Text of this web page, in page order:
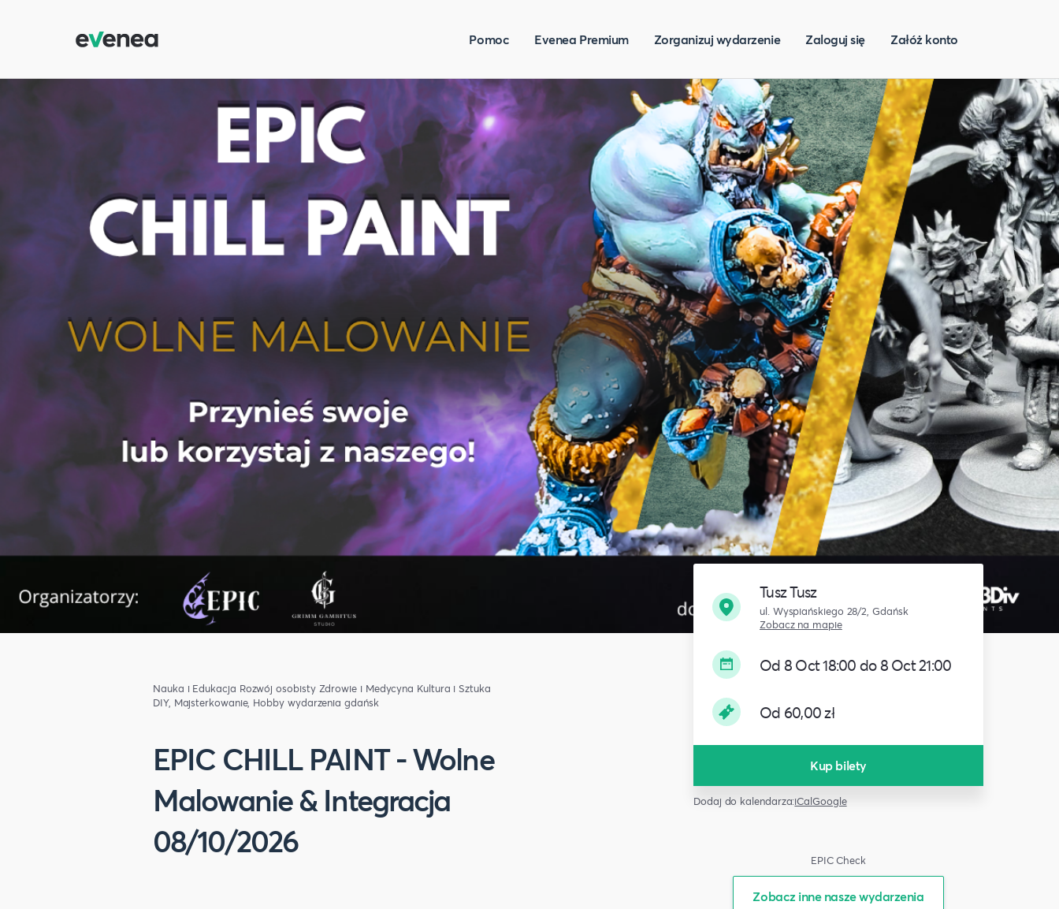
Pomoc Evenea Premium Zorganizuj wydarzenie Zaloguj się Załóż konto
Nauka i Edukacja Rozwój osobisty Zdrowie i Medycyna Kultura i Sztuka
DIY, Majsterkowanie, Hobby wydarzenia gdańsk
EPIC CHILL PAINT - Wolne
Malowanie & Integracja
08/10/2026
Tusz Tusz
ul. Wyspiańskiego 28/2, Gdańsk
Zobacz na mapie
Od 8 Oct 18:00 do 8 Oct 21:00
Od 60,00 zł
Kup bilety
Dodaj do kalendarza:iCalGoogle
EPIC Check
Zobacz inne nasze wydarzenia